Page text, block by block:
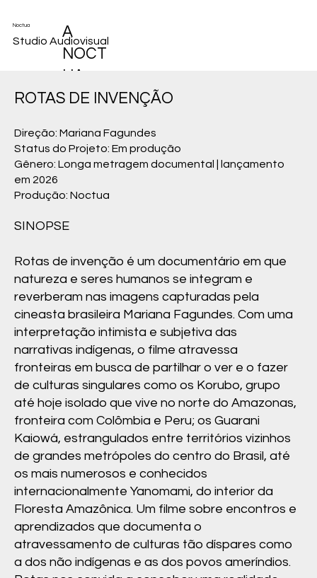
Noctua
Studio Audiovisual
A
NOCT
UA
TEM
BILIDA
DE E
PARA
ALHA
R EM
CENÁ
RIOS
DESAF
IADOR
ES.
ROTAS DE INVENÇÃO
Direção: Mariana Fagundes
Status do Projeto: Em produção
Gênero: Longa metragem documental | lançamento
em 2026
Produção: Noctua
SINOPSE
Rotas de invenção é um documentário em que
natureza e seres humanos se integram e
reverberam nas imagens capturadas pela
cineasta brasileira Mariana Fagundes. Com uma
interpretação intimista e subjetiva das
narrativas indígenas, o filme atravessa
fronteiras em busca de partilhar o ver e o fazer
de culturas singulares como os Korubo, grupo
até hoje isolado que vive no norte do Amazonas,
fronteira com Colômbia e Peru; os Guarani
Kaiowá, estrangulados entre territórios vizinhos
de grandes metrópoles do centro do Brasil, até
os mais numerosos e conhecidos
internacionalmente Yanomami, do interior da
Floresta Amazônica. Um filme sobre encontros e
aprendizados que documenta o
atravessamento de culturas tão díspares como
a dos não indígenas e as dos povos ameríndios.